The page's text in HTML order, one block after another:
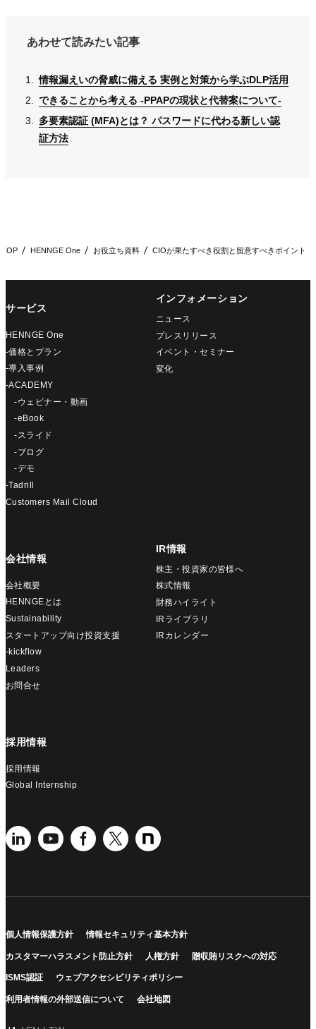
あわせて読みたい記事
情報漏えいの脅威に備える 実例と対策から学ぶDLP活用
情報漏えいの脅威に備える 実例と対策から学ぶDLP活用
情報漏えいの脅威に備える 実例と対策から学ぶDLP活用
できることから考える -PPAPの現状と代替案について-
できることから考える -PPAPの現状と代替案について-
できることから考える -PPAPの現状と代替案について-
多要素認証 (MFA)とは？ パスワードに代わる新しい認
証方法
多要素認証 (MFA)とは？ パスワードに代わる新しい認
証方法
多要素認証 (MFA)とは？ パスワードに代わる新しい認
証方法
TOP HENNGE One お役立ち資料 CIOが果たすべき役割と留意すべきポイント
サービス
HENNGE One
-価格とプラン
-導入事例
-ACADEMY
-ウェビナー・動画
-eBook
-スライド
-ブログ
-デモ
-Tadrill
Customers Mail Cloud
インフォメーション
ニュース
プレスリリース
イベント・セミナー
変化
会社情報
会社概要
HENNGEとは
Sustainability
スタートアップ向け投資支援
-kickflow
Leaders
お問合せ
IR情報
株主・投資家の皆様へ
株式情報
財務ハイライト
IRライブラリ
IRカレンダー
採用情報
採用情報
Global Internship
個人情報保護方針 情報セキュリティ基本方針
カスタマーハラスメント防止方針 人権方針 贈収賄リスクへの対応
ISMS認証 ウェブアクセシビリティポリシー
利用者情報の外部送信について 会社地図